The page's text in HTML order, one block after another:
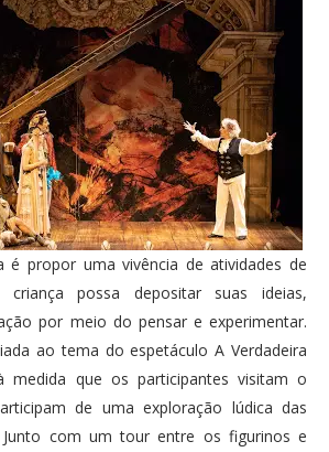
é propor uma vivência de atividades de
possa depositar suas ideias,
por meio do pensar e experimentar.
ao tema do espetáculo A Verdadeira
medida que os participantes visitam o
de uma exploração lúdica das
Junto com um tour entre os figurinos e